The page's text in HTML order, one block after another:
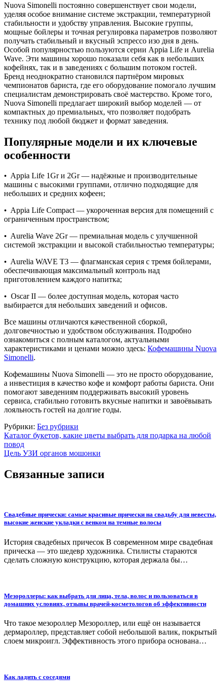
Nuova Simonelli постоянно совершенствует свои модели,
уделяя особое внимание системе экстракции, температурной
стабильности и удобству управления. Высокие группы,
мощные бойлеры и точная регулировка параметров позволяют
получать стабильный и вкусный эспрессо изо дня в день.
Особой популярностью пользуются серии Appia Life и Aurelia
Wave. Эти машины хорошо показали себя как в небольших
кофейнях, так и в заведениях с большим потоком гостей.
Бренд неоднократно становился партнёром мировых
чемпионатов бариста, где его оборудование помогало лучшим
специалистам демонстрировать своё мастерство. Кроме того,
Nuova Simonelli предлагает широкий выбор моделей — от
компактных до премиальных, что позволяет подобрать
технику под любой бюджет и формат заведения.
Популярные модели и их ключевые
особенности
• Appia Life 1Gr и 2Gr — надёжные и производительные
машины с высокими группами, отлично подходящие для
небольших и средних кофеен;
• Appia Life Compact — укороченная версия для помещений с
ограниченным пространством;
• Aurelia Wave 2Gr — премиальная модель с улучшенной
системой экстракции и высокой стабильностью температуры;
• Aurelia WAVE T3 — флагманская серия с тремя бойлерами,
обеспечивающая максимальный контроль над
приготовлением каждого напитка;
• Oscar II — более доступная модель, которая часто
выбирается для небольших заведений и офисов.
Все машины отличаются качественной сборкой,
долговечностью и удобством обслуживания. Подробно
ознакомиться с полным каталогом, актуальными
характеристиками и ценами можно здесь: Кофемашины Nuova
Simonelli.
Кофемашины Nuova Simonelli — это не просто оборудование,
а инвестиция в качество кофе и комфорт работы бариста. Они
помогают заведениям поддерживать высокий уровень
сервиса, стабильно готовить вкусные напитки и завоёвывать
лояльность гостей на долгие годы.
Рубрики: Без рубрики
Навигация
по
Каталог букетов, какие цветы выбрать для подарка на любой
повод
Цель УЗИ органов мошонки
Связанные записи
Свадебные прически: самые красивые прически на свадьбу для невесты,
высокие женские укладки с венком на темные волосы
История свадебных причесок В современном мире свадебная
прическа — это шедевр художника. Стилисты стараются
сделать сложную конструкцию, которая держала бы…
Мезороллеры: как выбрать для лица, тела, волос и пользоваться в
домашних условиях, отзывы врачей-косметологов об эффективности
Что такое мезороллер Мезороллер, или ещё он называется
дермароллер, представляет собой небольшой валик, покрытый
слоем микроигл. Эффективность этого прибора основана…
Как ладить с соседями